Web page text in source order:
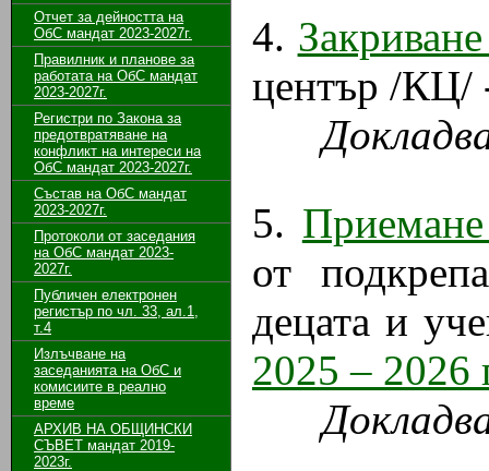
Отчет за дейността на
ОбС мандат 2023-2027г.
Правилник и планове за
работата на ОбС мандат
2023-2027г.
Регистри по Закона за
предотвратяване на
конфликт на интереси на
ОбС мандат 2023-2027г.
Състав на ОбС мандат
2023-2027г.
Протоколи от заседания
на ОбС мандат 2023-
2027г.
Публичен електронен
регистър по чл. 33, ал.1,
т.4
Излъчване на
заседанията на ОбС и
комисиите в реално
време
АРХИВ НА ОБЩИНСКИ
СЪВЕТ мандат 2019-
2023г.
4.
център /КЦ/
5.
от
децата и
2025 – 2026